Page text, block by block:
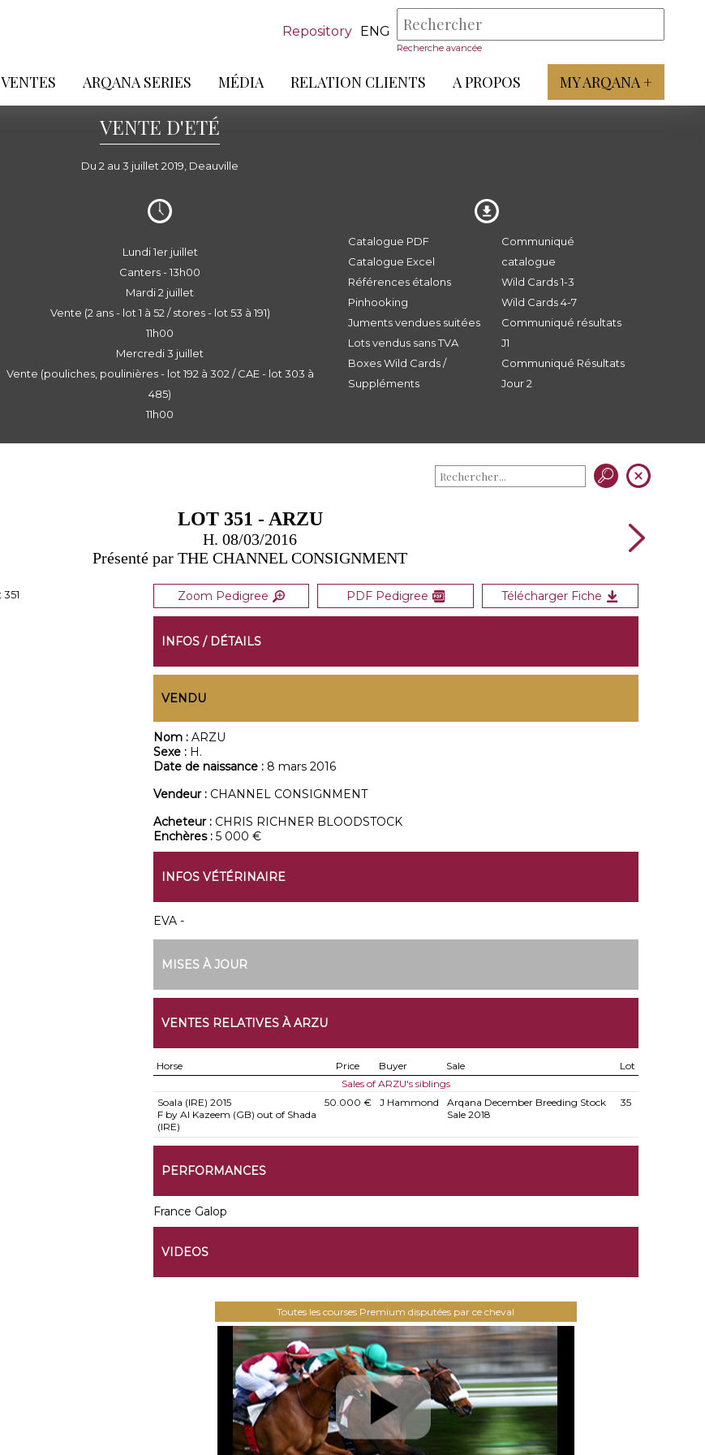
Repository ENG
Recherche avancée
VENTES ARQANA SERIES MÉDIA RELATION CLIENTS A PROPOS MY ARQANA +
VENTE D'ETÉ
Du 2 au 3 juillet 2019, Deauville
Lundi 1er juillet
Canters - 13h00
Mardi 2 juillet
Vente (2 ans - lot 1 à 52 / stores - lot 53 à 191)
11h00
Mercredi 3 juillet
Vente (pouliches, poulinières - lot 192 à 302 / CAE - lot 303 à
485)
11h00
Catalogue PDF
Catalogue Excel
Références étalons
Pinhooking
Juments vendues suitées
Lots vendus sans TVA
Boxes Wild Cards /
Suppléments
Communiqué
catalogue
Wild Cards 1-3
Wild Cards 4-7
Communiqué résultats
J1
Communiqué Résultats
Jour 2
LOT 351 - ARZU
H. 08/03/2016
Présenté par THE CHANNEL CONSIGNMENT
Zoom Pedigree PDF Pedigree Télécharger Fiche
INFOS / DÉTAILS
VENDU
Nom : ARZU
Sexe : H.
Date de naissance : 8 mars 2016
Vendeur : CHANNEL CONSIGNMENT
Acheteur : CHRIS RICHNER BLOODSTOCK
Enchères : 5 000 €
INFOS VÉTÉRINAIRE
EVA -
MISES À JOUR
VENTES RELATIVES À ARZU
Horse Price Buyer Sale
Lot
Sales of ARZU's siblings
Soala (IRE) 2015
F by Al Kazeem (GB) out of Shada
(IRE)
50.000 € J Hammond
Arqana December Breeding Stock
Sale 2018
35
PERFORMANCES
France Galop
VIDEOS
Toutes les courses Premium disputées par ce cheval